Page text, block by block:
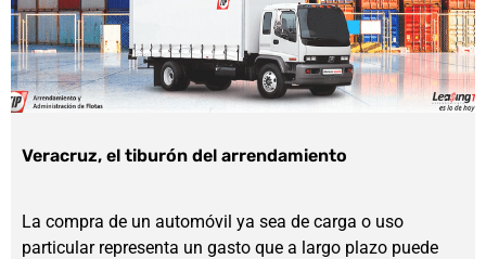
Veracruz, el tiburón del arrendamiento
La compra de un automóvil ya sea de carga o uso
particular representa un gasto que a largo plazo puede